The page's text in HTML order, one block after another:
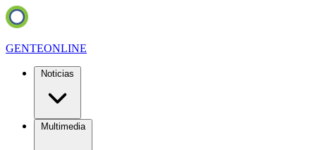
GENTEONLINE
Noticias
Multimedia